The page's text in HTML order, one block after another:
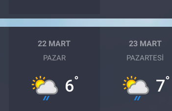
22 MART
PAZAR
6°
23 MART
PAZARTESI
7°